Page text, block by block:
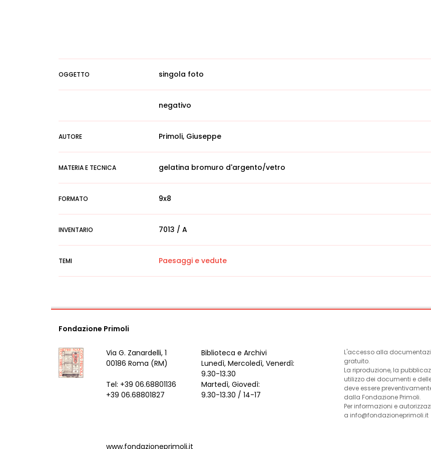
OGGETTO singola foto
negativo
AUTORE Primoli, Giuseppe
MATERIA E TECNICA gelatina bromuro d'argento/vetro
FORMATO 9x8
INVENTARIO 7013 / A
TEMI Paesaggi e vedute
Fondazione Primoli
Via G. Zanardelli, 1
00186 Roma (RM)
Tel: +39 06.68801136
+39 06.68801827
Biblioteca e Archivi
Lunedì, Mercoledì, Venerdì:
9.30-13.30
Martedì, Giovedì:
9.30-13.30 / 14-17
L'accesso alla
gratuito.
La riproduzione, la
utilizzo dei documenti e
deve essere
dalla Fondazione Primoli.
Per informazioni e
a info@fondazioneprimoli.it
www.fondazioneprimoli.it